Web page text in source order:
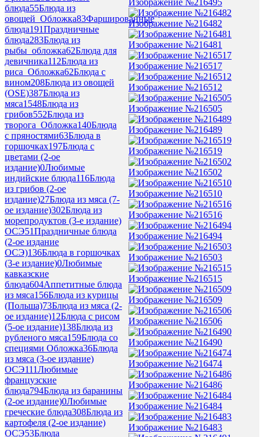
блюда55Блюда из
овощей_Обложка83Фаршированные
блюда191Праздничные
блюда283Блюда из
рыбы_обложка62Блюда для
девичника112Блюда из
риса_Обложка62Блюда с
вином208Блюда из овощей
(OSE)387Блюда из
мяса1548Блюда из
грибов552Блюда из
творога_Обложка140Блюда
с пряностями63Блюда в
горшочках197Блюда с
цветами (2-ое
издание)0Любимые
индийские блюда116Блюда
из грибов (2-ое
издание)27Блюда из мяса (7-
ое издание)302Блюда из
морепродуктов (3-е издание)
ОСЭ51Праздничные блюда
(2-ое издание
ОСЭ)136Блюда в горшочках
(3-е издание)0Любимые
кавказские
блюда604Аппетитные блюда
из мяса156Блюда из курицы
(Польша)73Блюда из мяса (2-
ое издание)12Блюда с рисом
(5-ое издание)138Блюда из
рубленого мяса159Блюда со
специями Обложка36Блюда
из мяса (3-ое издание)
ОСЭ111Любимые
французские
блюда794Блюда из баранины
(2-ое издание)0Любимые
греческие блюда308Блюда из
картофеля (2-ое издание)
ОСЭ53Блюда
Изображение №216482
Изображение №216481
Изображение №216517
Изображение №216512
Изображение №216505
Изображение №216489
Изображение №216519
Изображение №216502
Изображение №216510
Изображение №216516
Изображение №216494
Изображение №216503
Изображение №216515
Изображение №216509
Изображение №216506
Изображение №216490
Изображение №216474
Изображение №216486
Изображение №216484
Изображение №216483